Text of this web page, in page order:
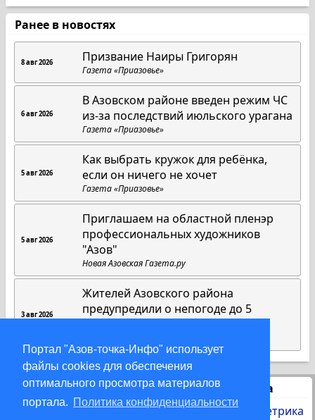
Портал "Азов-точка-Инфо" использует
файлы cookies для обеспечения
оптимального просмотра материалов
портала. Политика конфиденциальности
Ранее в новостях
8 авг 2026 Призвание Наиры Григорян
Газета «Приазовье»
6 авг 2026
В Азовском районе введен режим ЧС
из-за последствий июльского урагана
Газета «Приазовье»
5 авг 2026
Как выбрать кружок для ребёнка,
если он ничего не хочет
Газета «Приазовье»
5 авг 2026
Приглашаем на областной пленэр
профессиональных художников
"Азов"
Новая Азовская Газета.ру
3 авг 2026
Жителей Азовского района
предупредили о непогоде до 5
Статистика